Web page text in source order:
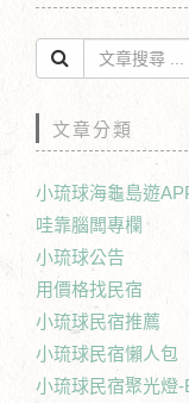
文章分類
小琉球海龜島遊
哇靠腦闆專欄
小琉球公告
用價格找民宿
小琉球民宿推薦
小琉球民宿懶人包
小琉球民宿聚光燈-